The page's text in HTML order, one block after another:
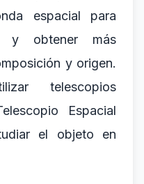
espacial para
y obtener más
y origen.
telescopios
Espacial
el objeto en